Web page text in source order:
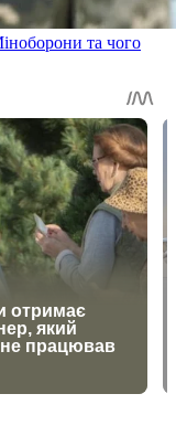
та чого